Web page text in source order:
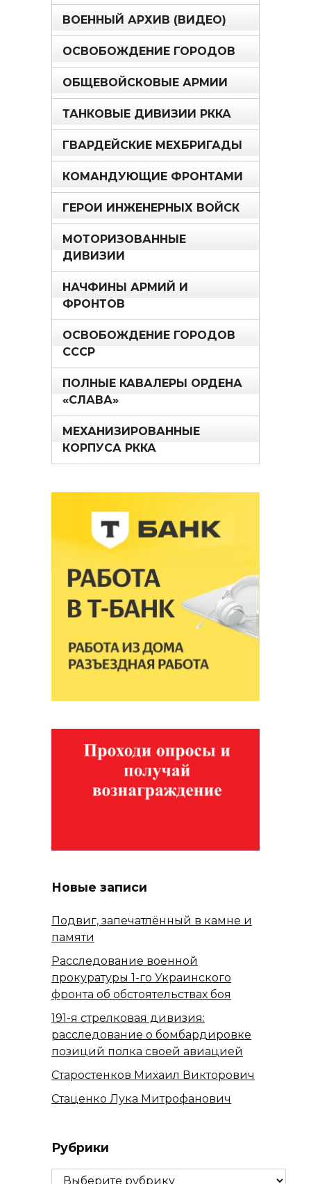
ВОЕННЫЙ АРХИВ (ВИДЕО)
ОСВОБОЖДЕНИЕ ГОРОДОВ
ОБЩЕВОЙСКОВЫЕ АРМИИ
ТАНКОВЫЕ ДИВИЗИИ РККА
ГВАРДЕЙСКИЕ МЕХБРИГАДЫ
КОМАНДУЮЩИЕ ФРОНТАМИ
ГЕРОИ ИНЖЕНЕРНЫХ ВОЙСК
МОТОРИЗОВАННЫЕ
ДИВИЗИИ
НАЧФИНЫ АРМИЙ И
ФРОНТОВ
ОСВОБОЖДЕНИЕ ГОРОДОВ
СССР
ПОЛНЫЕ КАВАЛЕРЫ ОРДЕНА
«СЛАВА»
МЕХАНИЗИРОВАННЫЕ
КОРПУСА РККА
Новые записи
Подвиг, запечатлённый в камне и
памяти
Расследование военной
прокуратуры 1-го Украинского
фронта об обстоятельствах боя
191-я стрелковая дивизия:
расследование о бомбардировке
позиций полка своей авиацией
Старостенков Михаил Викторович
Стаценко Лука Митрофанович
Рубрики
Рубрики